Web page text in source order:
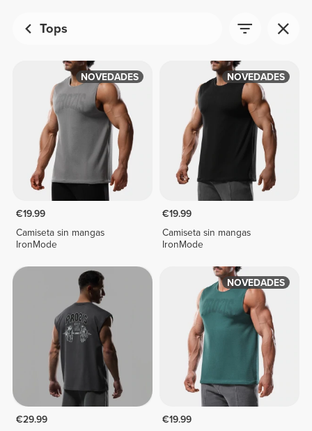
Tops
NOVEDADES
€19.99
Camiseta sin mangas
IronMode
NOVEDADES
€19.99
Camiseta sin mangas
IronMode
€29.99
NOVEDADES
€19.99